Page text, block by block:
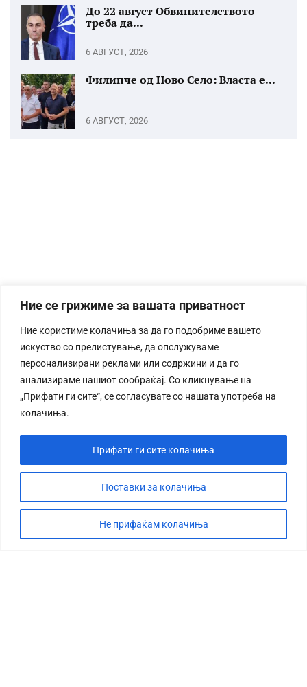
Ние се грижиме за вашата приватност
Ние користиме колачиња за да го подобриме вашето
искуство со прелистување, да опслужуваме
персонализирани реклами или содржини и да го
анализираме нашиот сообраќај. Со кликнување на
„Прифати ги сите“, се согласувате со нашата употреба на
колачиња.
Поставки за колачиња
Не прифаќам колачиња
Прифати ги сите колачиња
До 22 август Обвинителството
треба да...
6 АВГУСТ, 2026
Филипче од Ново Село: Власта е...
6 АВГУСТ, 2026